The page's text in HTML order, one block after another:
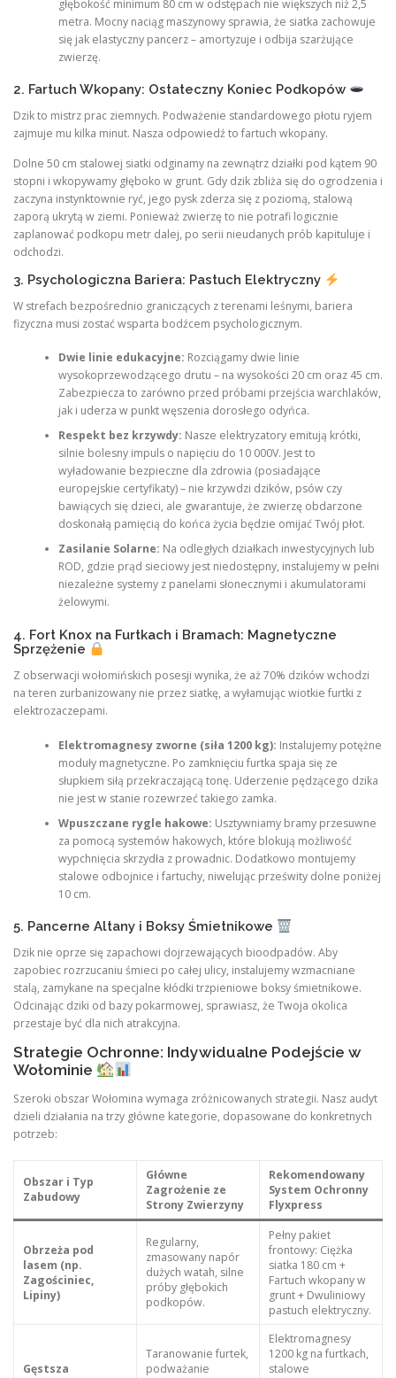
głębokość minimum 80 cm w odstępach nie większych niż 2,5
metra. Mocny naciąg maszynowy sprawia, że siatka zachowuje
się jak elastyczny pancerz – amortyzuje i odbija szarżujące
zwierzę.
2. Fartuch Wkopany: Ostateczny Koniec Podkopów
Dzik to mistrz prac ziemnych. Podważenie standardowego płotu ryjem
zajmuje mu kilka minut. Nasza odpowiedź to fartuch wkopany.
Dolne 50 cm stalowej siatki odginamy na zewnątrz działki pod kątem 90
stopni i wkopywamy głęboko w grunt. Gdy dzik zbliża się do ogrodzenia i
zaczyna instynktownie ryć, jego pysk zderza się z poziomą, stalową
zaporą ukrytą w ziemi. Ponieważ zwierzę to nie potrafi logicznie
zaplanować podkopu metr dalej, po serii nieudanych prób kapituluje i
odchodzi.
3. Psychologiczna Bariera: Pastuch Elektryczny
W strefach bezpośrednio graniczących z terenami leśnymi, bariera
fizyczna musi zostać wsparta bodźcem psychologicznym.
Dwie linie edukacyjne: Rozciągamy dwie linie
wysokoprzewodzącego drutu – na wysokości 20 cm oraz 45 cm.
Zabezpiecza to zarówno przed próbami przejścia warchlaków,
jak i uderza w punkt węszenia dorosłego odyńca.
Respekt bez krzywdy: Nasze elektryzatory emitują krótki,
silnie bolesny impuls o napięciu do 10 000V. Jest to
wyładowanie bezpieczne dla zdrowia (posiadające
europejskie certyfikaty) – nie krzywdzi dzików, psów czy
bawiących się dzieci, ale gwarantuje, że zwierzę obdarzone
doskonałą pamięcią do końca życia będzie omijać Twój płot.
Zasilanie Solarne: Na odległych działkach inwestycyjnych lub
ROD, gdzie prąd sieciowy jest niedostępny, instalujemy w pełni
niezależne systemy z panelami słonecznymi i akumulatorami
żelowymi.
4. Fort Knox na Furtkach i Bramach: Magnetyczne
Sprzężenie
Z obserwacji wołomińskich posesji wynika, że aż 70% dzików wchodzi
na teren zurbanizowany nie przez siatkę, a wyłamując wiotkie furtki z
elektrozaczepami.
Elektromagnesy zworne (siła 1200 kg): Instalujemy potężne
moduły magnetyczne. Po zamknięciu furtka spaja się ze
słupkiem siłą przekraczającą tonę. Uderzenie pędzącego dzika
nie jest w stanie rozewrzeć takiego zamka.
Wpuszczane rygle hakowe: Usztywniamy bramy przesuwne
za pomocą systemów hakowych, które blokują możliwość
wypchnięcia skrzydła z prowadnic. Dodatkowo montujemy
stalowe odbojnice i fartuchy, niwelując prześwity dolne poniżej
10 cm.
5. Pancerne Altany i Boksy Śmietnikowe
Dzik nie oprze się zapachowi dojrzewających bioodpadów. Aby
zapobiec rozrzucaniu śmieci po całej ulicy, instalujemy wzmacniane
stalą, zamykane na specjalne kłódki trzpieniowe boksy śmietnikowe.
Odcinając dziki od bazy pokarmowej, sprawiasz, że Twoja okolica
przestaje być dla nich atrakcyjna.
Strategie Ochronne: Indywidualne Podejście w
Wołominie
Szeroki obszar Wołomina wymaga zróżnicowanych strategii. Nasz audyt
dzieli działania na trzy główne kategorie, dopasowane do konkretnych
potrzeb:
Obszar i Typ
Zabudowy
Główne
Zagrożenie ze
Strony Zwierzyny
Rekomendowany
System Ochronny
Flyxpress
Obrzeża pod
lasem (np.
Zagościniec,
Lipiny)
Regularny,
zmasowany napór
dużych watah, silne
próby głębokich
podkopów.
Pełny pakiet
frontowy: Ciężka
siatka 180 cm +
Fartuch wkopany w
grunt + Dwuliniowy
pastuch elektryczny.
Gęstsza
Taranowanie furtek,
podważanie
Elektromagnesy
1200 kg na furtkach,
stalowe